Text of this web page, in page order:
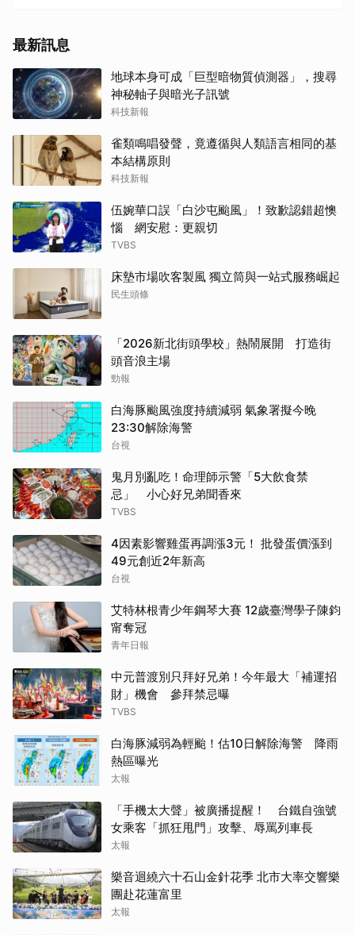
最新訊息
地球本身可成「巨型暗物質偵測器」，搜尋
神秘軸子與暗光子訊號
科技新報
雀類鳴唱發聲，竟遵循與人類語言相同的基
本結構原則
科技新報
伍婉華口誤「白沙屯颱風」！致歉認錯超懊
惱 網安慰：更親切
TVBS
床墊市場吹客製風 獨立筒與一站式服務崛起
民生頭條
「2026新北街頭學校」熱鬧展開 打造街
頭音浪主場
勁報
白海豚颱風強度持續減弱 氣象署擬今晚
23:30解除海警
台視
鬼月別亂吃！命理師示警「5大飲食禁
忌」 小心好兄弟聞香來
TVBS
4因素影響雞蛋再調漲3元！ 批發蛋價漲到
49元創近2年新高
台視
艾特林根青少年鋼琴大賽 12歲臺灣學子陳鈞
甯奪冠
青年日報
中元普渡別只拜好兄弟！今年最大「補運招
財」機會 參拜禁忌曝
TVBS
白海豚減弱為輕颱！估10日解除海警 降雨
熱區曝光
太報
「手機太大聲」被廣播提醒！ 台鐵自強號
女乘客「抓狂甩門」攻擊、辱罵列車長
太報
樂音迴繞六十石山金針花季 北市大率交響樂
團赴花蓮富里
太報